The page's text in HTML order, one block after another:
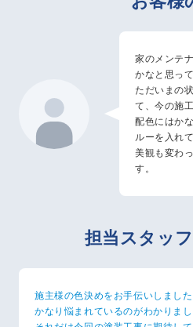
家のメンテ
かなと思っ
ただいまの
て、今の施
配色にはか
ルーを入れ
美観も変わ
す。
担当スタッ
施主様の色決めをお手伝いしました
かなり悩まれているのがわかりまし